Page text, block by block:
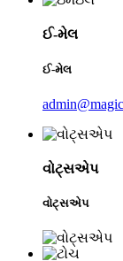
ઈ-મેલ
ઈ-મેલ
વોટ્સએપ
વોટ્સએપ